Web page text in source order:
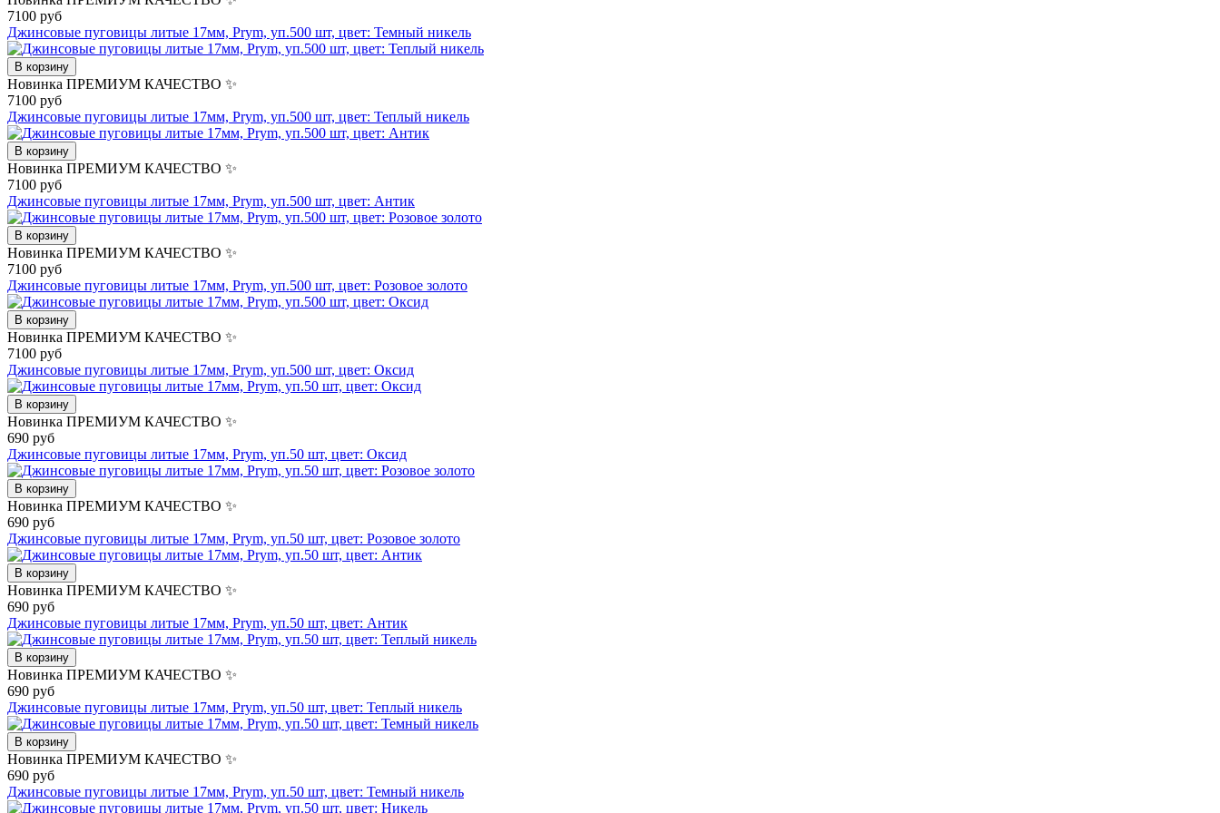
7100 руб
Джинсовые пуговицы литые 17мм, Prym, уп.500 шт, цвет: Темный никель
В корзину
Новинка ПРЕМИУМ КАЧЕСТВО ✨
7100 руб
Джинсовые пуговицы литые 17мм, Prym, уп.500 шт, цвет: Теплый никель
В корзину
Новинка ПРЕМИУМ КАЧЕСТВО ✨
7100 руб
Джинсовые пуговицы литые 17мм, Prym, уп.500 шт, цвет: Антик
В корзину
Новинка ПРЕМИУМ КАЧЕСТВО ✨
7100 руб
Джинсовые пуговицы литые 17мм, Prym, уп.500 шт, цвет: Розовое золото
В корзину
Новинка ПРЕМИУМ КАЧЕСТВО ✨
7100 руб
Джинсовые пуговицы литые 17мм, Prym, уп.500 шт, цвет: Оксид
В корзину
Новинка ПРЕМИУМ КАЧЕСТВО ✨
690 руб
Джинсовые пуговицы литые 17мм, Prym, уп.50 шт, цвет: Оксид
В корзину
Новинка ПРЕМИУМ КАЧЕСТВО ✨
690 руб
Джинсовые пуговицы литые 17мм, Prym, уп.50 шт, цвет: Розовое золото
В корзину
Новинка ПРЕМИУМ КАЧЕСТВО ✨
690 руб
Джинсовые пуговицы литые 17мм, Prym, уп.50 шт, цвет: Антик
В корзину
Новинка ПРЕМИУМ КАЧЕСТВО ✨
690 руб
Джинсовые пуговицы литые 17мм, Prym, уп.50 шт, цвет: Теплый никель
В корзину
Новинка ПРЕМИУМ КАЧЕСТВО ✨
690 руб
Джинсовые пуговицы литые 17мм, Prym, уп.50 шт, цвет: Темный никель